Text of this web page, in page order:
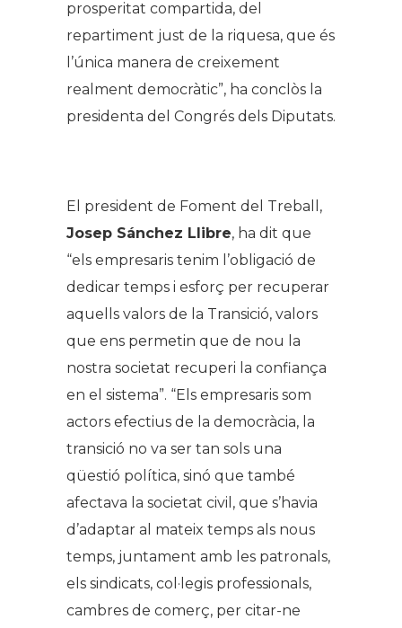
prosperitat compartida, del
repartiment just de la riquesa, que és
l’única manera de creixement
realment democràtic”, ha conclòs la
presidenta del Congrés dels Diputats.
El president de Foment del Treball,
Josep Sánchez Llibre, ha dit que
“els empresaris tenim l’obligació de
dedicar temps i esforç per recuperar
aquells valors de la Transició, valors
que ens permetin que de nou la
nostra societat recuperi la confiança
en el sistema”. “Els empresaris som
actors efectius de la democràcia, la
transició no va ser tan sols una
qüestió política, sinó que també
afectava la societat civil, que s’havia
d’adaptar al mateix temps als nous
temps, juntament amb les patronals,
els sindicats, col·legis professionals,
cambres de comerç, per citar-ne